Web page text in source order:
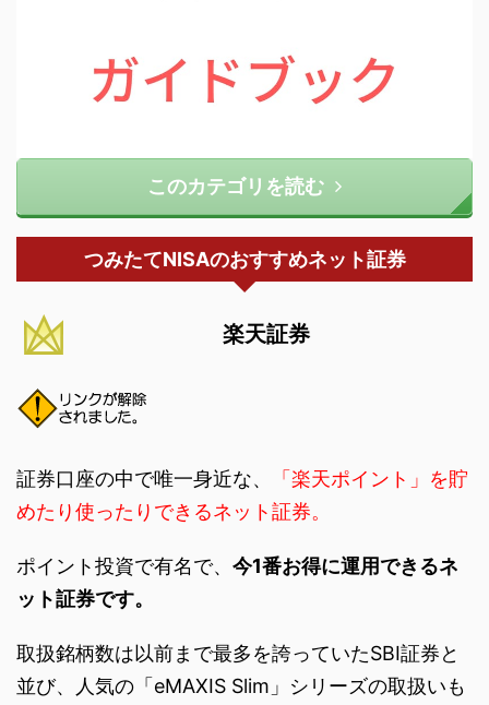
このカテゴリを読む
つみたてNISAのおすすめネット証券
楽天証券
証券口座の中で唯一身近な、
「楽天ポイント」を貯
めたり使ったりできるネット証券。
ポイント投資で有名で、 今1番お得に運用できるネ
ット証券です。
取扱銘柄数は以前まで最多を誇っていたSBI証券と
並び、人気の「eMAXIS Slim」シリーズの取扱いも